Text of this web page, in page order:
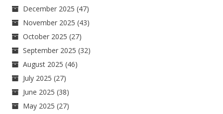
December 2025 (47)
November 2025 (43)
October 2025 (27)
September 2025 (32)
August 2025 (46)
July 2025 (27)
June 2025 (38)
May 2025 (27)